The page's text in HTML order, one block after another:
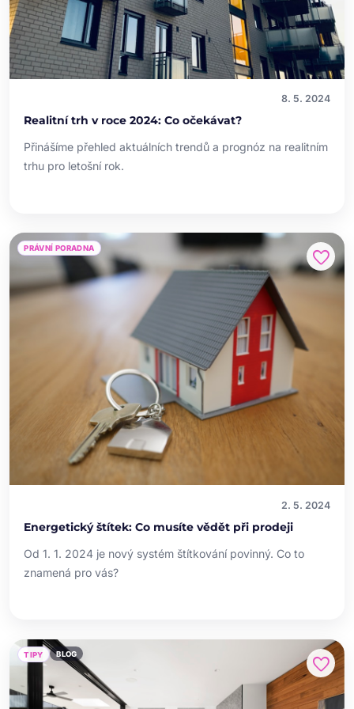
8. 5. 2024
Realitní trh v roce 2024: Co očekávat?
Přinášíme přehled aktuálních trendů a prognóz na realitním
trhu pro letošní rok.
PRÁVNÍ PORADNA favorite
2. 5. 2024
Energetický štítek: Co musíte vědět při prodeji
Od 1. 1. 2024 je nový systém štítkování povinný. Co to
znamená pro vás?
TIPY BLOG favorite